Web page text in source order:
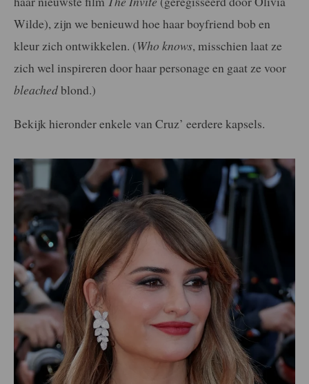
Wilde), zijn we benieuwd hoe haar boyfriend bob en
kleur zich ontwikkelen. (Who knows, misschien laat ze
zich wel inspireren door haar personage en gaat ze voor
bleachedblond.)
Bekijk hieronder enkele van Cruz’ eerdere kapsels.